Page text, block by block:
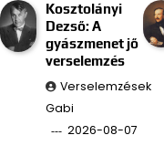
Kosztolányi
Dezső: A
gyászmenet jő
verselemzés
Verselemzések
Gabi
2026-08-07